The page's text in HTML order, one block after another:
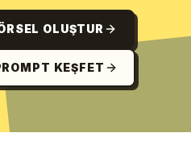
OLUŞTUR
KEŞFET